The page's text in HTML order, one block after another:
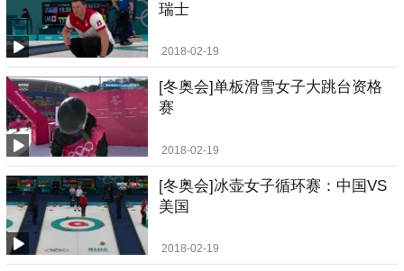
瑞士
2018-02-19
[冬奥会]单板滑雪女子大跳台资格
赛
2018-02-19
[冬奥会]冰壶女子循环赛：中国VS
美国
2018-02-19